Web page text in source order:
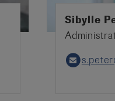
Sibylle
Email